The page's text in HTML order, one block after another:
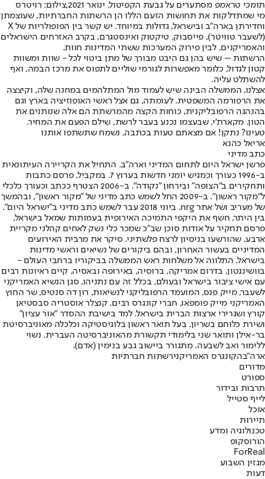
תומכי טראמפ מסתערים על גבעת הקפיטול, ינואר 2021,צילום: רויטרס
מי שמתדלקות את תחושות הזעם הללו הן הרשתות החברתיות, שעוצמתן
וחדירתן בארה"ב ובישראל, גדולות במיוחד. יש קשר בין הפופולריות של X
(לשעבר טוויטר), פייסבוק, טיקטוק ואינסטגרם, בקרב האזרחים הישראלים
והאמריקנים, לבין פירוק המערכות ששתי המדינות חוות.
הרשתות – שיש בהן גם היבט מבורך של מתן ביטוי לכל - שוות ומשוות
קטון לגדול, כלומר מאפשרות לגורמי שוליים לתפוס את מרכז הבמה, ואף
להשתלט עליה.
אצלנו, הממשלה הבינה שיש לעמוד מול המתלהמים במחנה שלה, וקיצצה
את הרפורמה המשפטית. לעומתה, גם אצל ראשי האופוזיציה בארץ וגם
בהנהגה הרפובליקנית, כוחות הקצה מהמרשתת הם אלה שנותנים את
הטון. מקארת'י, שבעצמו נכנע בעבר לרשת, שילם הפעם את המחיר.
טעינו? נתקן! אם מצאתם טעות בכתבה, נשמח שתשתפו אותנו
אריאל כהנא
כתב מדיני
פרשן ישראל היום לתחום המדיני וארה"ב. התחיל את הקריירה העיתונאית
ב-1996 כעורך וכמגיש יומני חדשות בערוץ 7. במקביל, פרסם כתבות
ותחקירים ב"הצופה" ובירחון "נקודה". ב-2006 הצטרף ככתב וכעורך כלכלי
ל"מקור ראשון". ב-2009 החל לשמש כתב מדיני של "מקור ראשון", ובהמשך
של מעריב ושל אתר nrg. ביוני 2018 עבר לשמש כתב מדיני ב"ישראל היום".
בין היתר, חשף את היקפי התמיכה האירופית בעמותות שמאל בישראל,
פרסם תחקיר על אודות סוכן שב"כ שמכר כלי נשק לאחים קהלני מקריית
ארבע, שהורשעו בניסיון לרצח פלשתיני. סיקר את מרבית האירועים
המדיניים בעשור האחרון, ובהם ביקורים של נשיאים וראשי מדינות
בישראל. התלווה אל משלחות ראש הממשלה בביקוריו ברחבי העולם -
בוושינגטון, בדרום אמריקה, ברוסיה, באירופה ובאסיה. קיים ראיונות רבים
עם אישי ציבור בישראל ובעולם, בכלל זה עם נתניהו, סגן הנשיא האמריקני
לשעבר, מייק פנס, המועמד הרפובליקני לנשיאות, רון דה סנטיס, שר החוץ
האמריקני מייק פומפאו, חברי קונגרס רבים, קנצלר אוסטריה סבסטיאן
קורץ ושגרירי ארצות הברית בישראל. למד בישיבת ההסדר "אור עציון"
ושירת כלוחם בשריון. בעל תואר ראשון בלוגיסטיקה וכלכלה מאוניברסיטת
בר-אילן ותואר שני בלימודי תקשורת מהאוניברסיטה העברית. נשוי
ללימור ואב לשבעה. מתגורר ביישוב גבע בנימין (אדם).
ארה"בהקונגרס האמריקנירשתות חברתיות
מדורים
ספורט
תרבות ובידור
לייף סטייל
אוכל
תיירות
טכנולוגיה ומדע
הורוסקופ
ForReal
מגזין השבוע
דעות